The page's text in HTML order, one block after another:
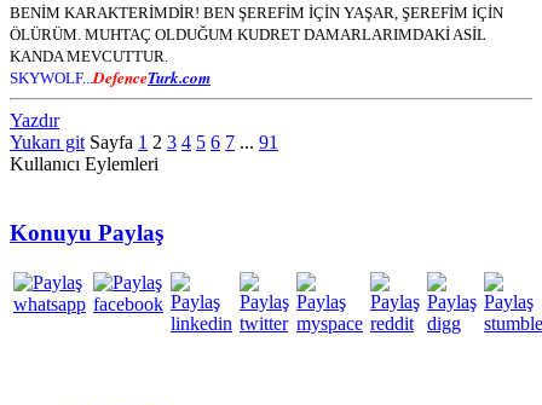
BENİM KARAKTERİMDİR! BEN ŞEREFİM İÇİN YAŞAR, ŞEREFİM İÇİN
ÖLÜRÜM. MUHTAÇ OLDUĞUM KUDRET DAMARLARIMDAKİ ASİL
KANDA MEVCUTTUR.
SKYWOLF... DefenceTurk.com
Yazdır
Yukarı git Sayfa 1 2 3 4 5 6 7 ... 91
Kullanıcı Eylemleri
Konuyu Paylaş